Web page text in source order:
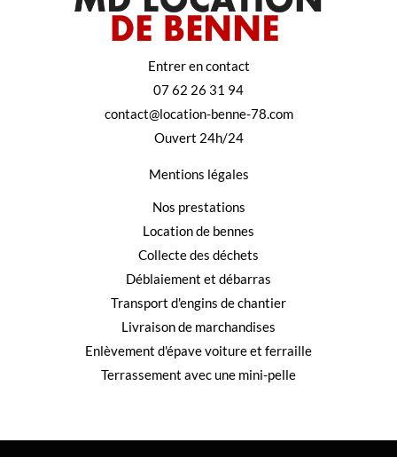
Entrer en contact
07 62 26 31 94
contact@location-benne-78.com
Ouvert 24h/24
Mentions légales
Nos prestations
Location de bennes
Collecte des déchets
Déblaiement et débarras
Transport d'engins de chantier
Livraison de marchandises
Enlèvement d'épave voiture et ferraille
Terrassement avec une mini-pelle